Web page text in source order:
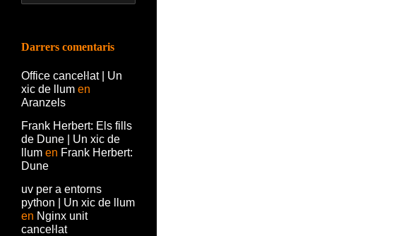
Darrers comentaris
Office canceŀlat | Un
xic de llum en
Aranzels
Frank Herbert: Els fills
de Dune | Un xic de
llum en Frank Herbert:
Dune
uv per a entorns
python | Un xic de llum
en Nginx unit
canceŀlat